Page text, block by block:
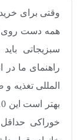
وقتی برای
همه دست روی
سبزیجاتی
راهنمای ما در
المللی تغذیه
خوراکی